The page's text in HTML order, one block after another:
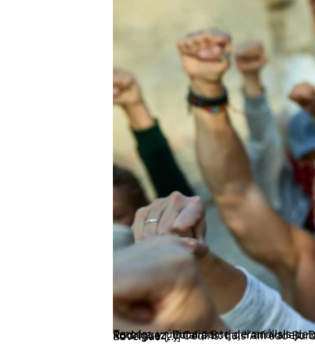
Tercera y última parte del análisis de coyuntura II semestre de 2022, desarrollado por los equipos de Kavilando: Alfonso Insuasty Rodríguez, Eulalia Borja, Yani Vallejo Duque, Daniel Ruiz Bracamonte; Ciam: Brenda Milena Perdomo Rodríguez, David Felipe Céspedes Rodríguez; y Cedins: Luis Alfredo Burbano Narváez, Santiago Salinas Miranda La pandemia del Covid-19 agudizó las condiciones adversas […]